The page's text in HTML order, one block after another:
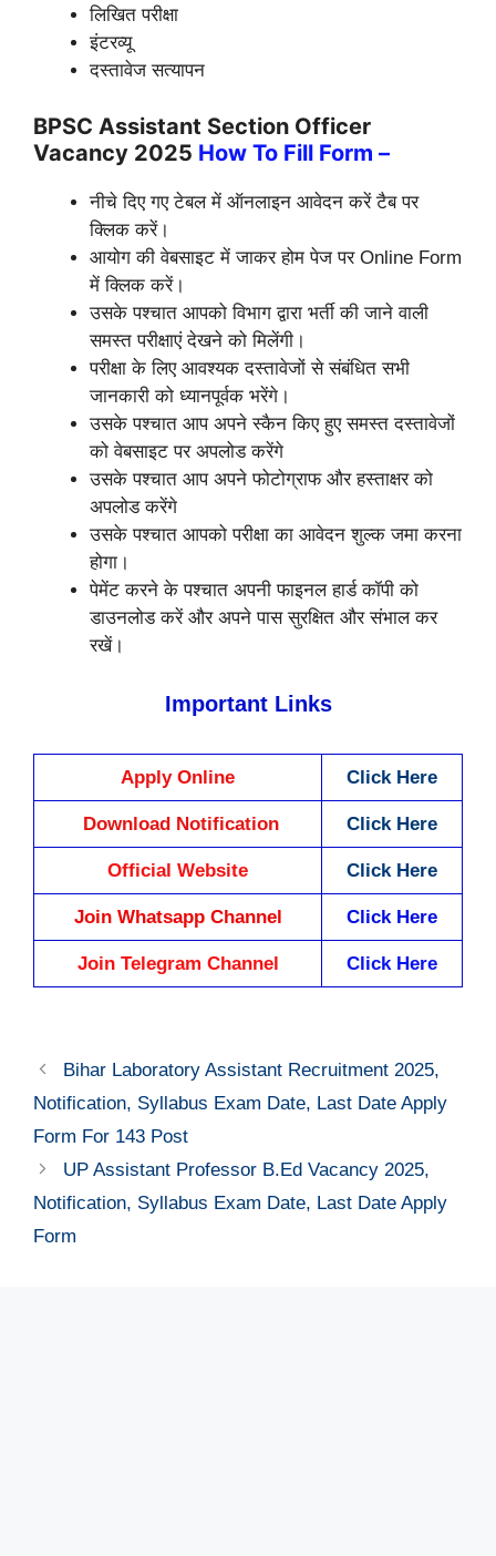
लिखित परीक्षा
इंटरव्यू
दस्तावेज सत्यापन
BPSC Assistant Section Officer
Vacancy 2025 How To Fill Form –
नीचे दिए गए टेबल में ऑनलाइन आवेदन करें टैब पर
क्लिक करें।
आयोग की वेबसाइट में जाकर होम पेज पर Online Form
में क्लिक करें।
उसके पश्चात आपको विभाग द्वारा भर्ती की जाने वाली
समस्त परीक्षाएं देखने को मिलेंगी।
परीक्षा के लिए आवश्यक दस्तावेजों से संबंधित सभी
जानकारी को ध्यानपूर्वक भरेंगे।
उसके पश्चात आप अपने स्कैन किए हुए समस्त दस्तावेजों
को वेबसाइट पर अपलोड करेंगे
उसके पश्चात आप अपने फोटोग्राफ और हस्ताक्षर को
अपलोड करेंगे
उसके पश्चात आपको परीक्षा का आवेदन शुल्क जमा करना
होगा।
पेमेंट करने के पश्चात अपनी फाइनल हार्ड कॉपी को
डाउनलोड करें और अपने पास सुरक्षित और संभाल कर
रखें।
Important Links
Apply Online Click Here
Download Notification Click Here
Official Website Click Here
Join Whatsapp Channel Click Here
Join Telegram Channel Click Here
Bihar Laboratory Assistant Recruitment 2025,
Notification, Syllabus Exam Date, Last Date Apply
Form For 143 Post
UP Assistant Professor B.Ed Vacancy 2025,
Notification, Syllabus Exam Date, Last Date Apply
Form